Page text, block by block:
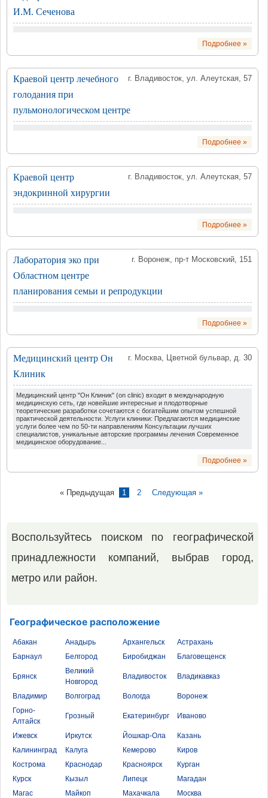
И.М. Сеченова
Подробнее »
г. Владивосток, ул. Алеутская, 57
Краевой центр лечебного
голодания при
пульмонологическом центре
Подробнее »
г. Владивосток, ул. Алеутская, 57
Краевой центр
эндокринной хирургии
Подробнее »
г. Воронеж, пр-т Московский, 151
Лаборатория эко при
Областном центре
планирования семьи и репродукции
Подробнее »
г. Москва, Цветной бульвар, д. 30
Медицинский центр Он
Клиник
Медицинский центр "Он Клиник" (on clinic) входит в международную
медицинскую сеть, где новейшие интересные и плодотворные
теоретические разработки сочетаются с богатейшим опытом успешной
практической деятельности. Услуги клиники: Предлагаются медицинские
услуги более чем по 50-ти направлениям Консультации лучших
специалистов, уникальные авторские программы лечения Современное
медицинское оборудование...
Подробнее »
« Предыдущая 1 2 Следующая »
Воспользуйтесь поиском по географической
принадлежности компаний, выбрав город,
метро или район.
Географическое расположение
Абакан Анадырь Архангельск
Астрахань
Барнаул
Белгород Биробиджан Благовещенск
Брянск
Великий
Новгород
Владивосток Владикавказ
Владимир Волгоград Вологда
Воронеж
Горно-
Алтайск
Грозный Екатеринбург Иваново
Ижевск Иркутск Йошкар-Ола
Казань
Калининград
Калуга Кемерово
Киров
Кострома
Краснодар Красноярск
Курган
Курск
Кызыл Липецк
Магадан
Магас
Майкоп Махачкала
Москва